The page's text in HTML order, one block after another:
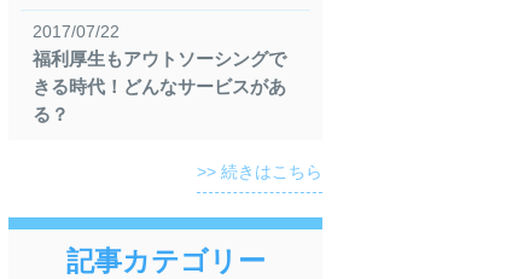
2017/07/22
福利厚生もアウトソーシングで
きる時代！どんなサービスがあ
る？
>> 続きはこちら
記事カテゴリー